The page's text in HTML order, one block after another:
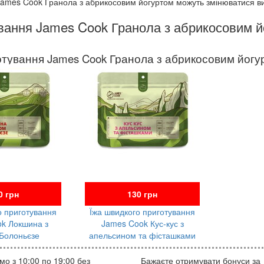
James Cook Гранола з абрикосовим
James Cook Гранола з абрикосовим
грн
приготування
Локшина з
130 грн
Їжа швидкого приготування
James Cook Кус-кус з
апельсином та фісташками
з 10:00 по 19:00 без Бажаєте отримувати бонуси за